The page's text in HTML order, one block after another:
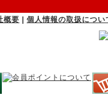
概要 個人情報の取扱につい